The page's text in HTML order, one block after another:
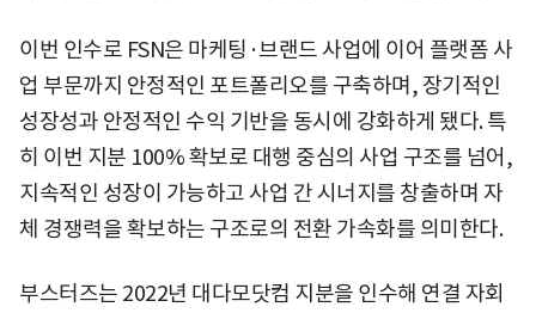
이번 인수로 FSN은 마케팅·브랜드 사업에 이어 플랫폼 사
업 부문까지 안정적인 포트폴리오를 구축하며, 장기적인
성장성과 안정적인 수익 기반을 동시에 강화하게 됐다. 특
히 이번 지분 100% 확보로 대행 중심의 사업 구조를 넘어,
지속적인 성장이 가능하고 사업 간 시너지를 창출하며 자
체 경쟁력을 확보하는 구조로의 전환 가속화를 의미한다.
부스터즈는 2022년 대다모닷컴 지분을 인수해 연결 자회